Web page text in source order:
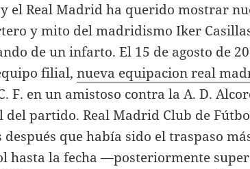
el Real Madrid ha querido mostrar
y mito del madridismo Iker
de un infarto. El 15 de agosto de
filial,nueva equipacion real
F. en un amistoso contra la A. D.
del partido. Real Madrid Club de
después que había sido el traspaso
hasta la fecha —posteriormente